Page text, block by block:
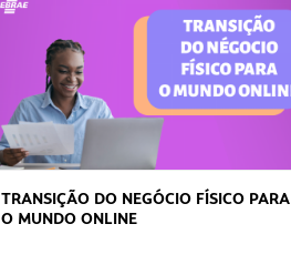
TRANSIÇÃO DO NEGÓCIO FÍSICO PARA
O MUNDO ONLINE